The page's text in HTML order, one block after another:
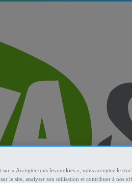
sur « Accepter tous les cookies », vous acceptez le
le site, analyser son utilisation et contribuer à nos